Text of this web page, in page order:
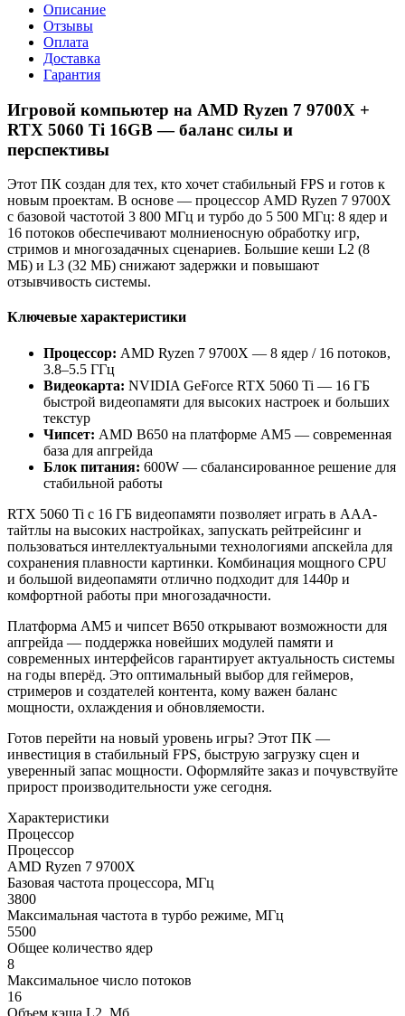
Описание
Отзывы
Оплата
Доставка
Гарантия
Игровой компьютер на AMD Ryzen 7 9700X +
RTX 5060 Ti 16GB — баланс силы и
перспективы
Этот ПК создан для тех, кто хочет стабильный FPS и готов к
новым проектам. В основе — процессор AMD Ryzen 7 9700X
с базовой частотой 3 800 МГц и турбо до 5 500 МГц: 8 ядер и
16 потоков обеспечивают молниеносную обработку игр,
стримов и многозадачных сценариев. Большие кеши L2 (8
МБ) и L3 (32 МБ) снижают задержки и повышают
отзывчивость системы.
Ключевые характеристики
Процессор: AMD Ryzen 7 9700X — 8 ядер / 16 потоков,
3.8–5.5 ГГц
Видеокарта: NVIDIA GeForce RTX 5060 Ti — 16 ГБ
быстрой видеопамяти для высоких настроек и больших
текстур
Чипсет: AMD B650 на платформе AM5 — современная
база для апгрейда
Блок питания: 600W — сбалансированное решение для
стабильной работы
RTX 5060 Ti с 16 ГБ видеопамяти позволяет играть в AAA-
тайтлы на высоких настройках, запускать рейтрейсинг и
пользоваться интеллектуальными технологиями апскейла для
сохранения плавности картинки. Комбинация мощного CPU
и большой видеопамяти отлично подходит для 1440p и
комфортной работы при многозадачности.
Платформа AM5 и чипсет B650 открывают возможности для
апгрейда — поддержка новейших модулей памяти и
современных интерфейсов гарантирует актуальность системы
на годы вперёд. Это оптимальный выбор для геймеров,
стримеров и создателей контента, кому важен баланс
мощности, охлаждения и обновляемости.
Готов перейти на новый уровень игры? Этот ПК —
инвестиция в стабильный FPS, быструю загрузку сцен и
уверенный запас мощности. Оформляйте заказ и почувствуйте
прирост производительности уже сегодня.
Характеристики
Процессор
Процессор
AMD Ryzen 7 9700X
Базовая частота процессора, МГц
3800
Максимальная частота в турбо режиме, МГц
5500
Общее количество ядер
8
Максимальное число потоков
16
Объем кэша L2, Мб